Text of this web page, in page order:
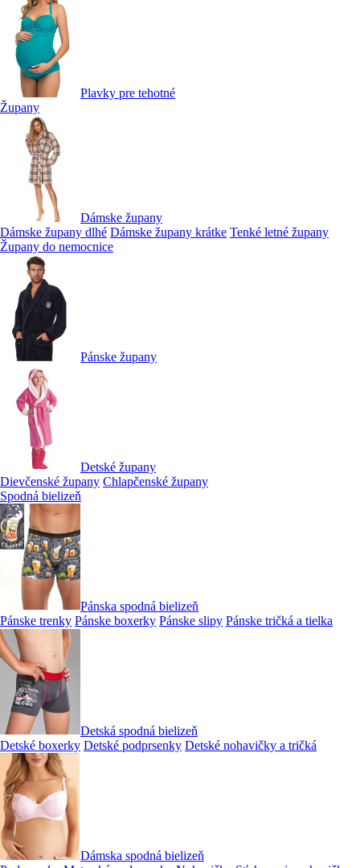
Plavky pre tehotné
Župany
Dámske župany
Dámske župany dlhé Dámske župany krátke Tenké letné župany
Župany do nemocnice
Pánske župany
Detské župany
Dievčenské župany Chlapčenské župany
Spodná bielizeň
Pánska spodná bielizeň
Pánske trenky Pánske boxerky Pánske slipy Pánske tričká a tielka
Detská spodná bielizeň
Detské boxerky Detské podprsenky Detské nohavičky a tričká
Dámska spodná bielizeň